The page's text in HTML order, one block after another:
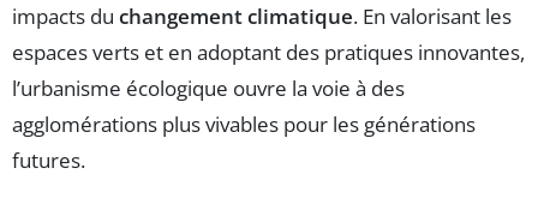
impacts du changement climatique. En valorisant les
espaces verts et en adoptant des pratiques innovantes,
l’urbanisme écologique ouvre la voie à des
agglomérations plus vivables pour les générations
futures.